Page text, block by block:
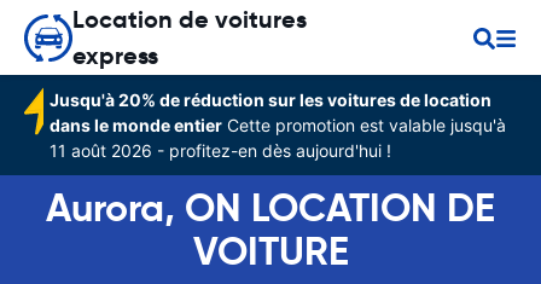
Location de voitures
express
Jusqu'à 20% de réduction sur les voitures de location
dans le monde entier Cette promotion est valable jusqu'à
11 août 2026 - profitez-en dès aujourd'hui !
Aurora, ON LOCATION DE
VOITURE